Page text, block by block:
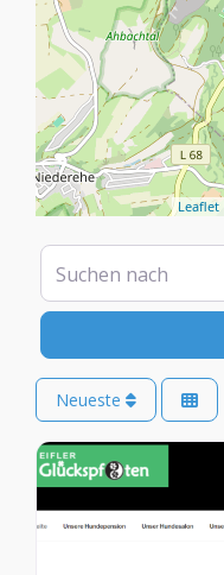
Leaflet
Suchen nach
Neueste